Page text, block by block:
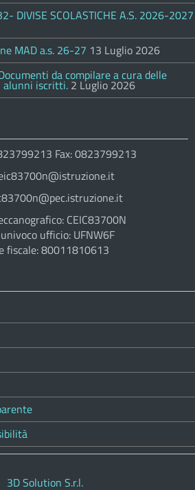
DIVISE SCOLASTICHE A.S. 2026-2027
MAD a.s. 26-27 13 Luglio 2026
da compilare a cura delle
iscritti. 2 Luglio 2026
Fax: 0823799213
CEIC83700N
ufficio: UFNW6F
fiscale: 80011810613
3D Solution S.r.l.